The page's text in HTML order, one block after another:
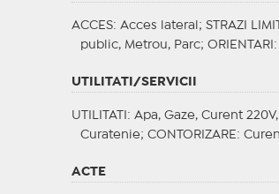
ACCES: Acces lateral; STRAZI
public, Metrou, Parc; ORIENTARI
UTILITATI/SERVICII
UTILITATI : Apa, Gaze, Curent
Curatenie; CONTORIZARE :
ACTE